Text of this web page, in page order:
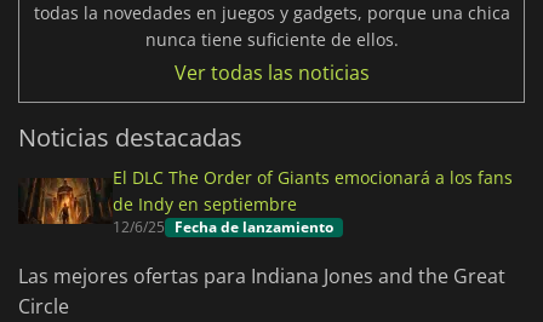
todas la novedades en juegos y gadgets, porque una chica
nunca tiene suficiente de ellos.
Ver todas las noticias
Noticias destacadas
El DLC The Order of Giants emocionará a los fans
de Indy en septiembre
12/6/25 Fecha de lanzamiento
Las mejores ofertas para Indiana Jones and the Great
Circle